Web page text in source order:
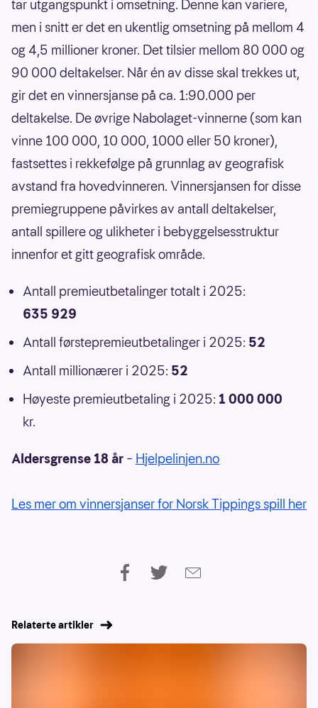
tar utgangspunkt i omsetning. Denne kan variere,
men i snitt er det en ukentlig omsetning på mellom 4
og 4,5 millioner kroner. Det tilsier mellom 80 000 og
90 000 deltakelser. Når én av disse skal trekkes ut,
gir det en vinnersjanse på ca. 1:90.000 per
deltakelse. De øvrige Nabolaget-vinnerne (som kan
vinne 100 000, 10 000, 1000 eller 50 kroner),
fastsettes i rekkefølge på grunnlag av geografisk
avstand fra hovedvinneren. Vinnersjansen for disse
premiegruppene påvirkes av antall deltakelser,
antall spillere og ulikheter i bebyggelsesstruktur
innenfor et gitt geografisk område.
Antall premieutbetalinger totalt i 2025:
635 929
Antall førstepremieutbetalinger i 2025: 52
Antall millionærer i 2025: 52
Høyeste premieutbetaling i 2025: 1 000 000
kr.
Aldersgrense 18 år – Hjelpelinjen.no
Les mer om vinnersjanser for Norsk Tippings spill her
Relaterte artikler